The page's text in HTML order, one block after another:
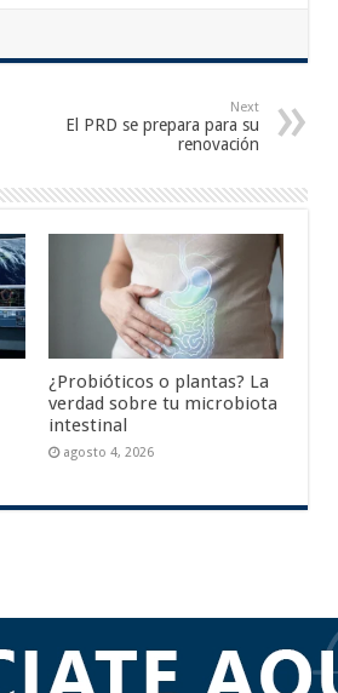
Next
El PRD se prepara para su
renovación
¿Probióticos o plantas? La
verdad sobre tu microbiota
intestinal
agosto 4, 2026